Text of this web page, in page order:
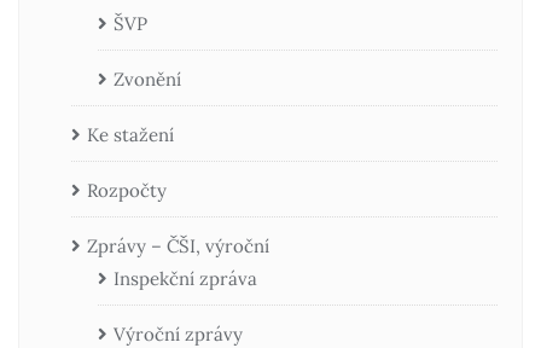
ŠVP
Zvonění
Ke stažení
Rozpočty
Zprávy – ČŠI, výroční
Inspekční zpráva
Výroční zprávy